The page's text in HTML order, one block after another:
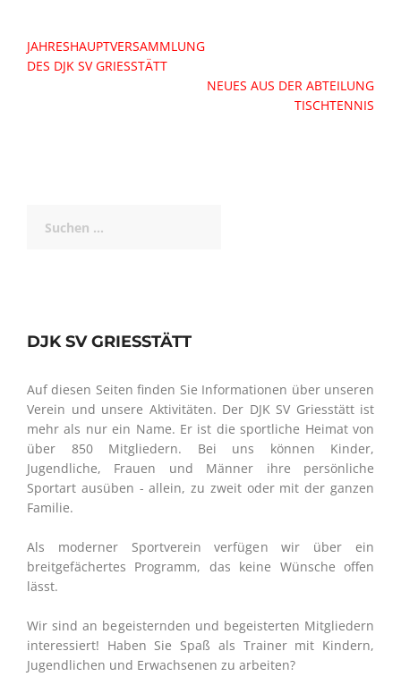
Beitragsnavigation
JAHRESHAUPTVERSAMMLUNG
DES DJK SV GRIESSTÄTT
NEUES AUS DER ABTEILUNG
TISCHTENNIS
nach:
DJK SV GRIESSTÄTT
Auf diesen Seiten finden Sie Informationen über unseren
Verein und unsere Aktivitäten. Der DJK SV Griesstätt ist
mehr als nur ein Name. Er ist die sportliche Heimat von
über 850 Mitgliedern. Bei uns können Kinder,
Jugendliche, Frauen und Männer ihre persönliche
Sportart ausüben - allein, zu zweit oder mit der ganzen
Familie.
Als moderner Sportverein verfügen wir über ein
breitgefächertes Programm, das keine Wünsche offen
lässt.
Wir sind an begeisternden und begeisterten Mitgliedern
interessiert! Haben Sie Spaß als Trainer mit Kindern,
Jugendlichen und Erwachsenen zu arbeiten?